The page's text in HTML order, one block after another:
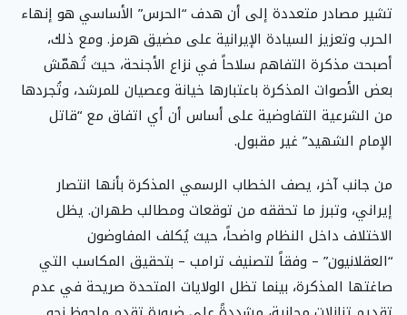
تشير مصادر متعددة إلى أن هدف “الحرس” الأساسي هو إنهاء
الحرب وتعزيز السيادة الإيرانية على مضيق هرمز. ومع ذلك،
أصبحت مذكرة التفاهم سلاحاً في نزاع الأجنحة، حيث تُهمّش
بعض الأصوات المذكرة باعتبارها خيانة وعصيان للمرشد، وتُجردها
من الشرعية التفاوضية على أساس أن أي اتفاق مع “قاتل
الإمام الشهيد” غير مقبول.
من جانب آخر، يصف الخطاب الرسمي المذكرة بأنها انتصار
إيراني، وتبرز ما تحققه من توقعات ومطالب طهران. يظل
الاختلاف داخل النظام واضحاً، حيث يُكلف المفاوضون
“العقلانيون” – وفقاً لتصنيف ترامب – بتحقيق المكاسب التي
صاغتها المذكرة، بينما تظل الولايات المتحدة صريحة في عدم